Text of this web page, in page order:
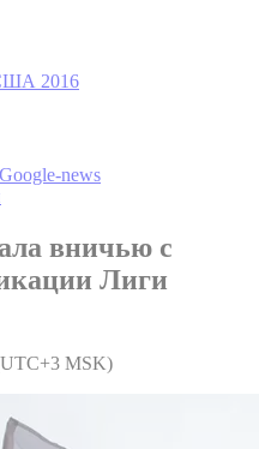
2016
news
вничью с
Лиги
MSK)